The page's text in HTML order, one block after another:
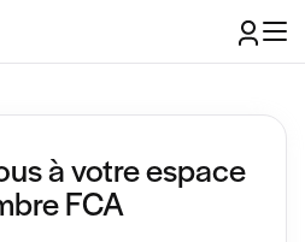
à votre espace
FCA